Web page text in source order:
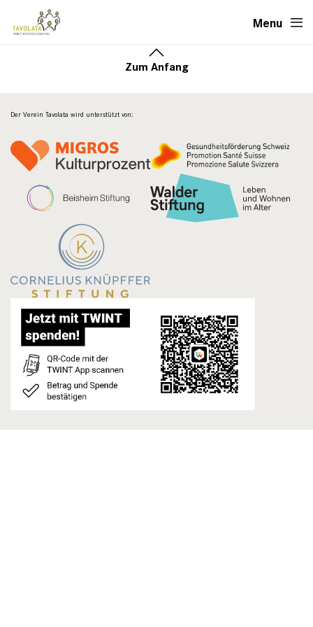
Menu
Zum Anfang
Der Verein Tavolata wird unterstützt von: